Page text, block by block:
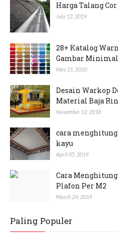
Harga Talang
July 12, 2019
28+ Katalog
Gambar
May 21, 2020
Desain Warkop
Material Baja
November 12, 2018
cara
kayu
April 05, 2019
Cara
Plafon Per M2
March 24, 2019
Paling Populer